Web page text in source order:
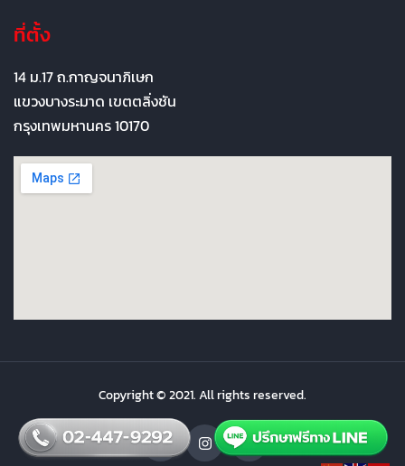
ที่ตั้ง
14 ม.17 ถ.กาญจนาภิเษก
แขวงบางระมาด เขตตลิ่งชัน
กรุงเทพมหานคร 10170
Copyright © 2021. All rights reserved.